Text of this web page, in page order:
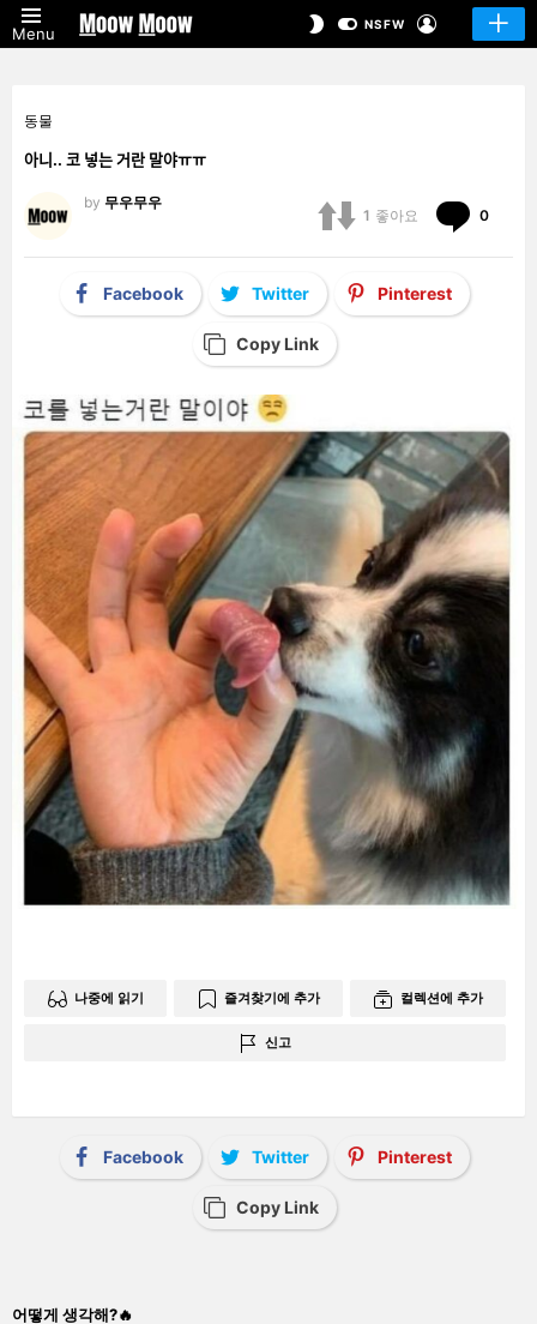
Menu
SWITCHNSFW
동물
아니.. 코 넣는 거란 말야ㅠㅠ
by 무우무우
1 좋아요 0
Facebook Twitter Pinterest
Copy Link
나중에 읽기 즐겨찾기에 추가 컬렉션에 추가
신고
Facebook Twitter Pinterest
Copy Link
어떻게 생각해?🔥